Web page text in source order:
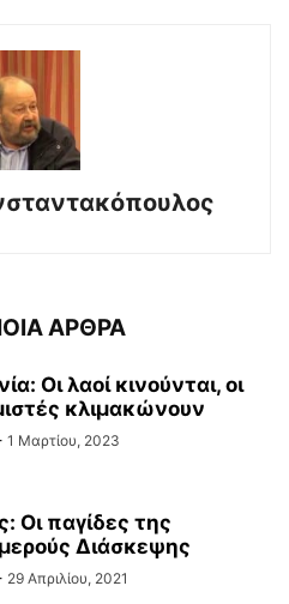
ΑΡΘΡΑ
Οι λαοί κινούνται, οι
κλιμακώνουν
1 Μαρτίου, 2023
Οι παγίδες της
Διάσκεψης
29 Απριλίου, 2021